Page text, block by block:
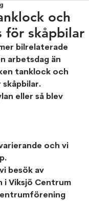
och
för skåpbilar
bilrelaterade
arbetsdag än
tanklock och
eller så blev
och vi
besök av
i Viksjö Centrum